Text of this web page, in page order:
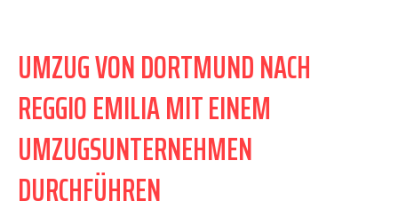
UMZUG VON DORTMUND NACH
REGGIO EMILIA MIT EINEM
UMZUGSUNTERNEHMEN
DURCHFÜHREN